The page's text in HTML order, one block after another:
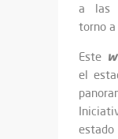
a las
torno
Este
el
estado